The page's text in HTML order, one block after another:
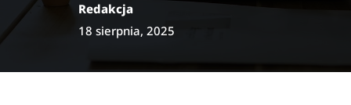
Redakcja
18 sierpnia, 2025